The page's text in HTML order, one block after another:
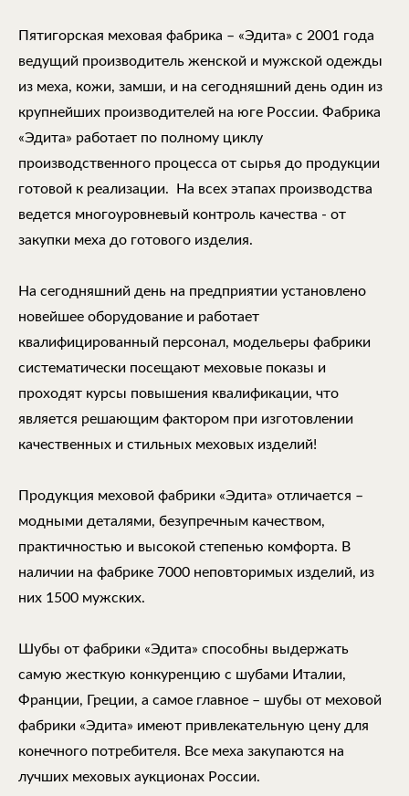
Пятигорская меховая фабрика – «Эдита» с 2001 года
ведущий производитель женской и мужской одежды
из меха, кожи, замши, и на сегодняшний день один из
крупнейших производителей на юге России. Фабрика
«Эдита» работает по полному циклу
производственного процесса от сырья до продукции
готовой к реализации. На всех этапах производства
ведется многоуровневый контроль качества - от
закупки меха до готового изделия.
На сегодняшний день на предприятии установлено
новейшее оборудование и работает
квалифицированный персонал, модельеры фабрики
систематически посещают меховые показы и
проходят курсы повышения квалификации, что
является решающим фактором при изготовлении
качественных и стильных меховых изделий!
Продукция меховой фабрики «Эдита» отличается –
модными деталями, безупречным качеством,
практичностью и высокой степенью комфорта. В
наличии на фабрике 7000 неповторимых изделий, из
них 1500 мужских.
Шубы от фабрики «Эдита» способны выдержать
самую жесткую конкуренцию с шубами Италии,
Франции, Греции, а самое главное – шубы от меховой
фабрики «Эдита» имеют привлекательную цену для
конечного потребителя. Все меха закупаются на
лучших меховых аукционах России.